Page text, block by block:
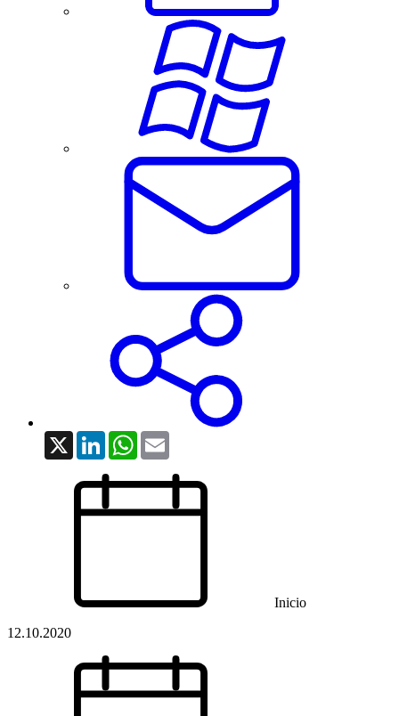
X LinkedInWhatsApp
Inicio
12.10.2020